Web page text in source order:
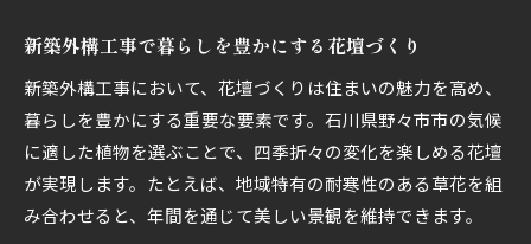
新築外構工事で暮らしを豊かにする花壇づくり
新築外構工事において、花壇づくりは住まいの魅力を高め、
暮らしを豊かにする重要な要素です。石川県野々市市の気候
に適した植物を選ぶことで、四季折々の変化を楽しめる花壇
が実現します。たとえば、地域特有の耐寒性のある草花を組
み合わせると、年間を通じて美しい景観を維持できます。